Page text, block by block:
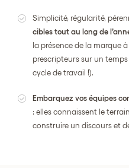
Simplicité, régularité,
cibles tout au long de
la présence de la marque
prescripteurs sur un
cycle de travail !).
Embarquez vos équipes
: elles connaissent le
construire un discours et